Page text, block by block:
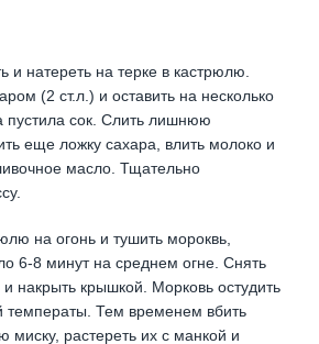
и натереть на терке в кастрюлю.
(2 ст.л.) и оставить на несколько
пустила сок. Слить лишнюю
еще ложку сахара, влить молоко и
масло. Тщательно
на огонь и тушить мороквь,
6-8 минут на среднем огне. Снять
накрыть крышкой. Морковь остудить
температы. Тем временем вбить
миску, растереть их с манкой и